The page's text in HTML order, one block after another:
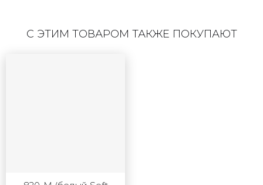
С ЭТИМ ТОВАРОМ ТАКЖЕ ПОКУПАЮТ